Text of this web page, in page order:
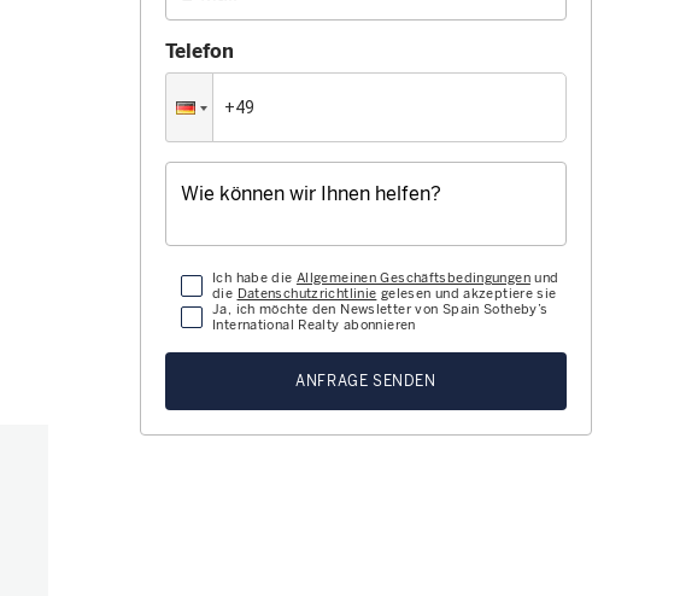
Telefon
Ich habe die Allgemeinen Geschäftsbedingungenund
die Datenschutzrichtlinie gelesen und akzeptiere sie
Ja, ich möchte den Newsletter von Spain Sotheby’s
International Realty abonnieren
ANFRAGE SENDEN